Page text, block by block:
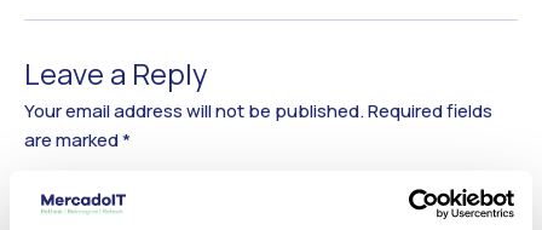
Leave a Reply
Your email address will not be published.Required fields
are marked*
Comment*